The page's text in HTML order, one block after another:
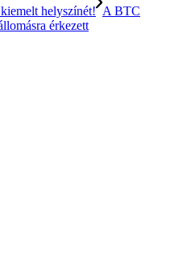
helyszínét! A BTC
érkezett